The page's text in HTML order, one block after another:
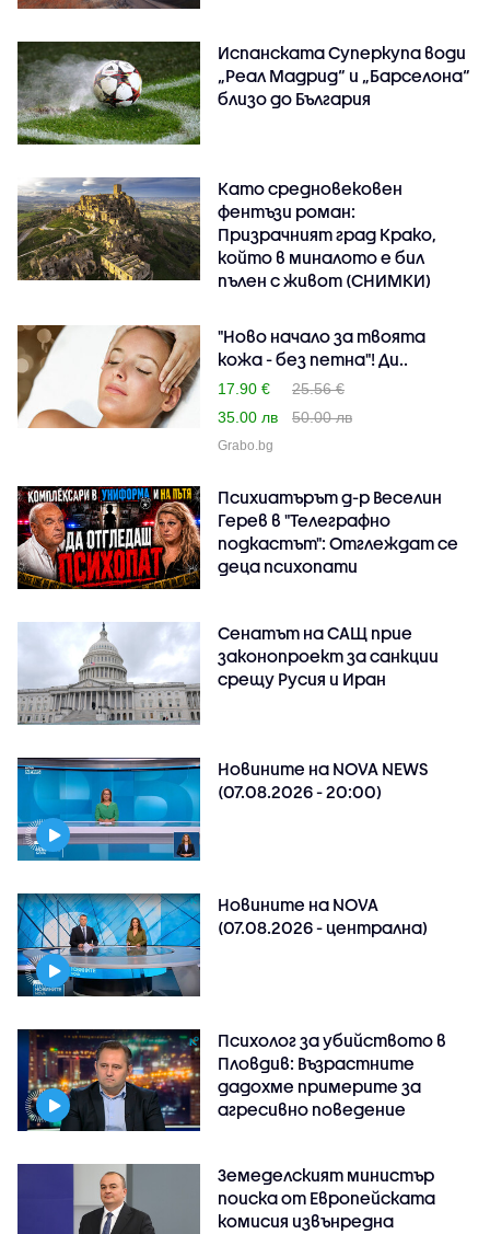
Испанската Суперкупа води
„Реал Мадрид“ и „Барселона“
близо до България
Като средновековен
фентъзи роман:
Призрачният град Крако,
който в миналото е бил
пълен с живот (СНИМКИ)
"Ново начало за твоята
кожа - без петна"! Ди..
17.90 €
25.56 €
35.00 лв
50.00 лв
Grabo.bg
Психиатърът д-р Веселин
Герев в "Телеграфно
подкастът": Отглеждат се
деца психопати
Сенатът на САЩ прие
законопроект за санкции
срещу Русия и Иран
Новините на NOVA NEWS
(07.08.2026 - 20:00)
Новините на NOVA
(07.08.2026 - централна)
Психолог за убийството в
Пловдив: Възрастните
дадохме примерите за
агресивно поведение
Земеделският министър
поиска от Европейската
комисия извънредна